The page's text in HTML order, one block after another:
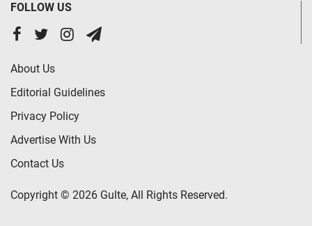
FOLLOW US
About Us
Editorial Guidelines
Privacy Policy
Advertise With Us
Contact Us
Copyright © 2026 Gulte, All Rights Reserved.